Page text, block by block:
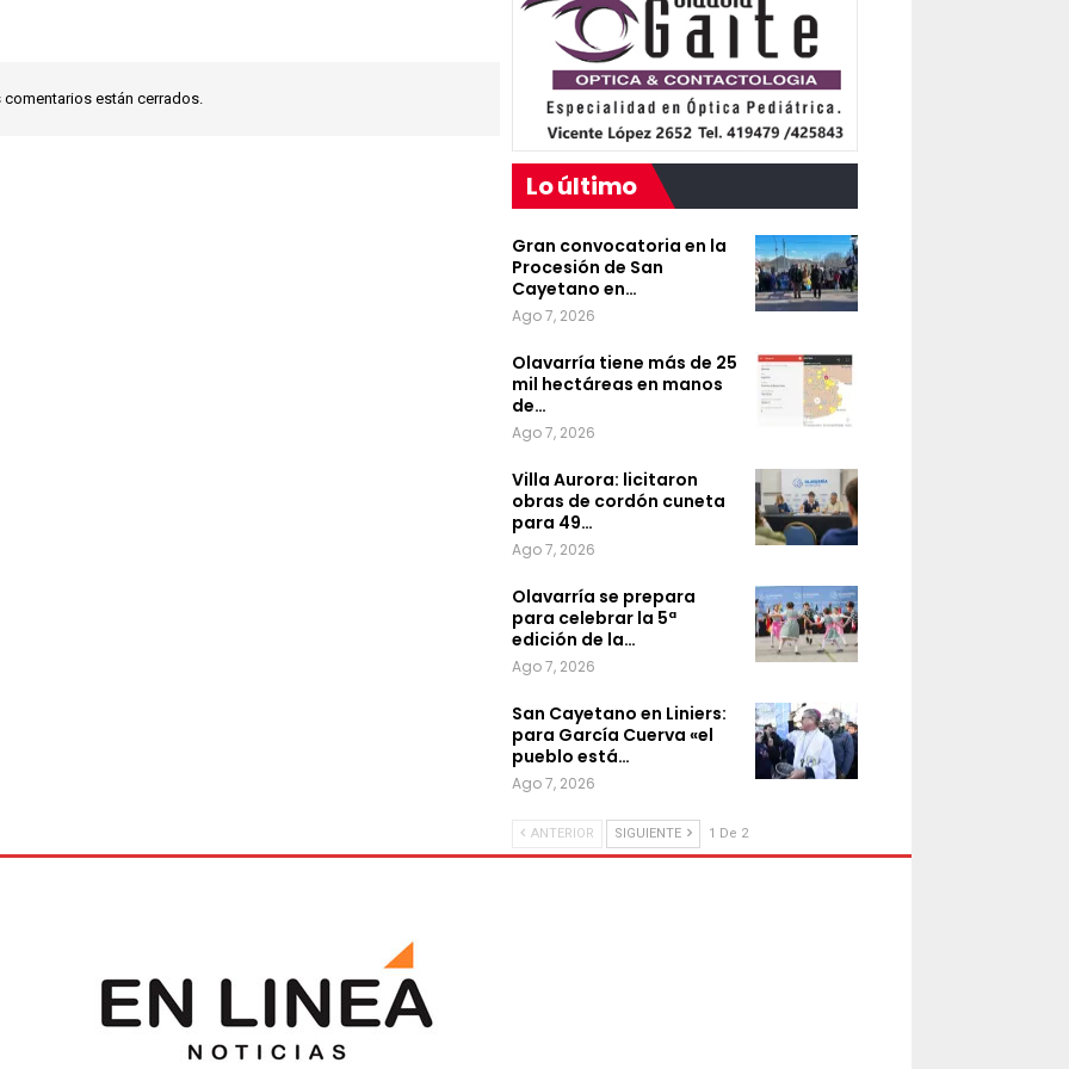
comentarios están cerrados.
Lo último
Gran convocatoria en la
Procesión de San
Cayetano en…
Ago 7, 2026
Olavarría tiene más de 25
mil hectáreas en manos
de…
Ago 7, 2026
Villa Aurora: licitaron
obras de cordón cuneta
para 49…
Ago 7, 2026
Olavarría se prepara
para celebrar la 5ª
edición de la…
Ago 7, 2026
San Cayetano en Liniers:
para García Cuerva «el
pueblo está…
Ago 7, 2026
ANTERIOR SIGUIENTE 1 De 2